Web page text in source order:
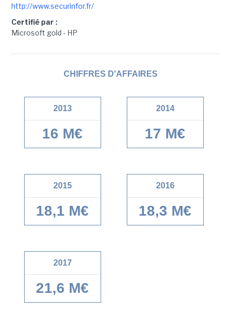
http://www.securinfor.fr/
Certifié par :
Microsoft gold - HP
CHIFFRES D'AFFAIRES
2013
16 M€
2014
17 M€
2015
18,1 M€
2016
18,3 M€
2017
21,6 M€